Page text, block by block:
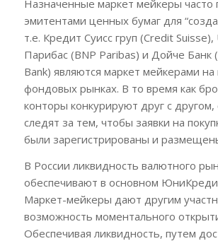
Назначенные маркет мейкеры часто
эмитентами ценных бумаг для
т.е. Кредит Суисс груп (Credit
Парибас (BNP Paribas) и Дойче Банк
Bank) являются маркет мейкерами на
фондовых рынках. В то время как
конторы конкурируют друг с другом,
следят за тем, чтобы заявки на
были зарегистрированы и
В России ликвидность валютного
обеспечивают в основном
Маркет-мейкеры дают другим
возможность моментального
Обеспечивая ликвидность, путем